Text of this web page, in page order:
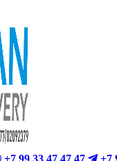
+7 99 33 47 47 47
+7